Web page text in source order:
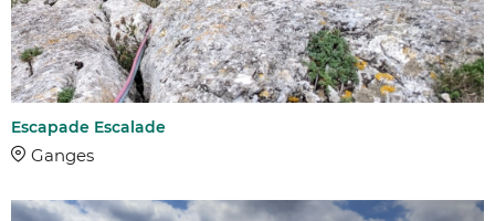
Escapade Escalade
Ganges